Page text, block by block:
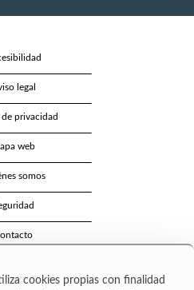
legal
privacidad
web
somos
cookies propias con finalidad